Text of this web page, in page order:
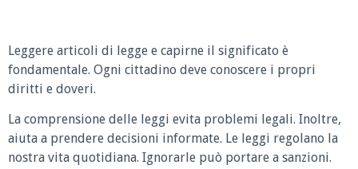
Leggere articoli di legge e capirne il significato è
fondamentale. Ogni cittadino deve conoscere i propri
diritti e doveri.
La comprensione delle leggi evita problemi legali. Inoltre,
aiuta a prendere decisioni informate. Le leggi regolano la
nostra vita quotidiana. Ignorarle può portare a sanzioni.